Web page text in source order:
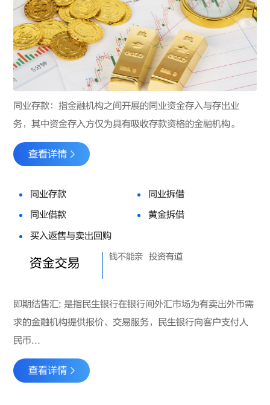
同业存款：指金融机构之间开展的同业资金存入与存出业
务，其中资金存入方仅为具有吸收存款资格的金融机构。
查看详情
同业存款
同业拆借
同业借款
黄金拆借
买入返售与卖出回购
资金交易 钱不能亲 投资有道
即期结售汇: 是指民生银行在银行间外汇市场为有卖出外币需
求的金融机构提供报价、交易服务，民生银行向客户支付人
民币...
查看详情